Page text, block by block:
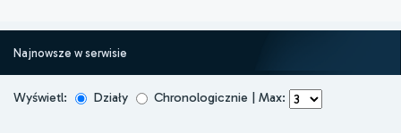
Najnowsze w serwisie
Wyświetl: Działy Chronologicznie | Max: